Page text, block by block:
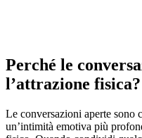
Perché le
l’attrazione fisica?
Le conversazioni aperte sono
un’intimità emotiva più